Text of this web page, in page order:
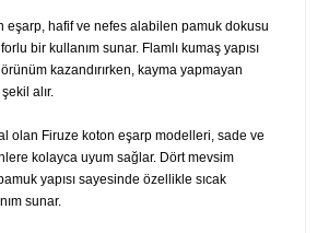
eşarp, hafif ve nefes alabilen pamuk dokusu
bir kullanım sunar. Flamlı kumaş yapısı
kazandırırken, kayma yapmayan
alır.
olan Firuze koton eşarp modelleri, sade ve
kolayca uyum sağlar. Dört mevsim
yapısı sayesinde özellikle sıcak
sunar.